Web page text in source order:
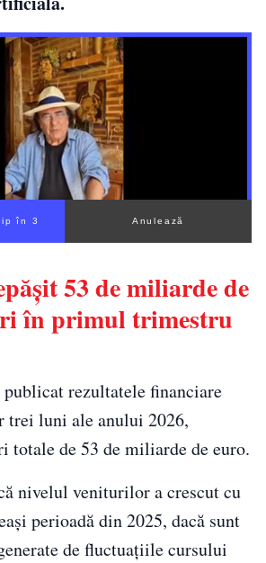
în 2 Anulează
53 de miliarde de
în primul trimestru
rezultatele financiare
trei luni ale anului 2026,
totale de 53 de miliarde de euro.
nivelul veniturilor a crescut cu
perioadă din 2025, dacă sunt
de fluctuațiile cursului